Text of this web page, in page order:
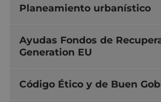
Planeamiento urbanístico
Ayudas Fondos de
Generation EU
Código Ético y de Buen